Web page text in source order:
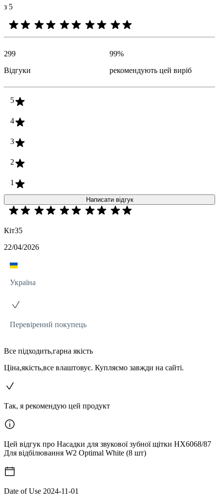
з 5
299
Відгуки
99%
рекомендують цей виріб
5
4
3
2
1
Написати відгук
Кіт35
22/04/2026
Україна
Перевірений покупець
Все підходить,гарна якість
Ціна,якість,все влаштовує. Купляємо завжди на сайті.
Так, я рекомендую цей продукт
Цей відгук про Насадки для звукової зубної щітки HX6068/87
Для відбілювання W2 Optimal White (8 шт)
Date of Use 2024-11-01